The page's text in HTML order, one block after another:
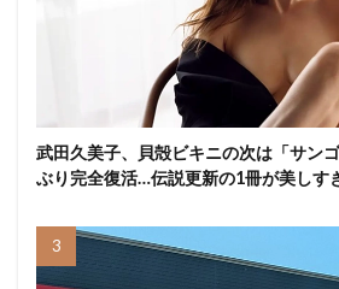
武田久美子、貝殻ビキニの次は「サン
ぶり完全復活…伝説更新の1冊が美しす